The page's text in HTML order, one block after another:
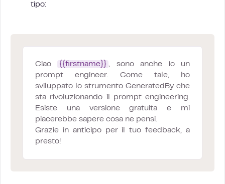
tipo:
Ciao {{firstname}}
, sono anche io un
prompt engineer. Come tale, ho
sviluppato lo strumento GeneratedBy che
sta rivoluzionando il prompt engineering.
Esiste una versione gratuita e mi
piacerebbe sapere cosa ne pensi.
Grazie in anticipo per il tuo feedback, a
presto!